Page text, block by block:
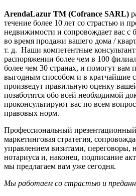
ArendaLazur TM (Cofrance SARL)
течение более 10 лет со страстью и
недвижимости и сопровождает вас с
во время продажи вашего дома /
т. д. Наши компетентные
распоряжении более чем в 100
более чем 30 странах, и помогут вам
выгодным способом и в кратчайшие
произведут правильную оценку
позаботятся обо всей необходимой
проконсультируют вас по всем
правовых норм.
Профессиональный
маркетинговая стратегия,
управлением визитами, переговоры,
нотариуса и, наконец, подписание
мы предлагаем вам уже сегодня.
Мы работаем со страстью и